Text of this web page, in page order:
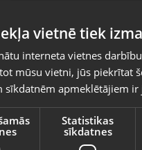
Apple
Stāvoklis Lietots
valsti
Vietnes saturs
Valsts
vietnē tiek
interneta vietnes
mūsu vietni, jūs piekrītat
sīkdatnēm apmeklētājiem ir
Statistikas
sīkdatnes